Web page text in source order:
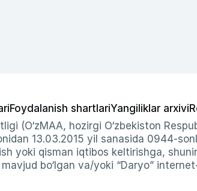
Foydalanish shartlariYangiliklar arxivi
(O‘zMAA, hozirgi O‘zbekiston
13.03.2015 yil sanasida 0944-
yoki qisman iqtibos keltirishga,
bo‘lgan va/yoki “Daryo”